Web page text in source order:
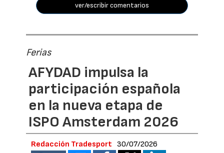
ver/escribir comentarios
Ferias
AFYDAD impulsa la
participación española
en la nueva etapa de
ISPO Amsterdam 2026
Redacción Tradesport 30/07/2026